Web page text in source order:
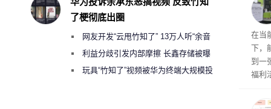
在当
下，
到一
福利
州
了梗彻底出圈
网友开发“云甩竹知了” 13万人听“余音
绕梁”利益分歧引发内部摩擦 长鑫存储被曝
曾将华为驻场工程师驱逐出研发基地
玩具“竹知了”视频被华为终端大规模投